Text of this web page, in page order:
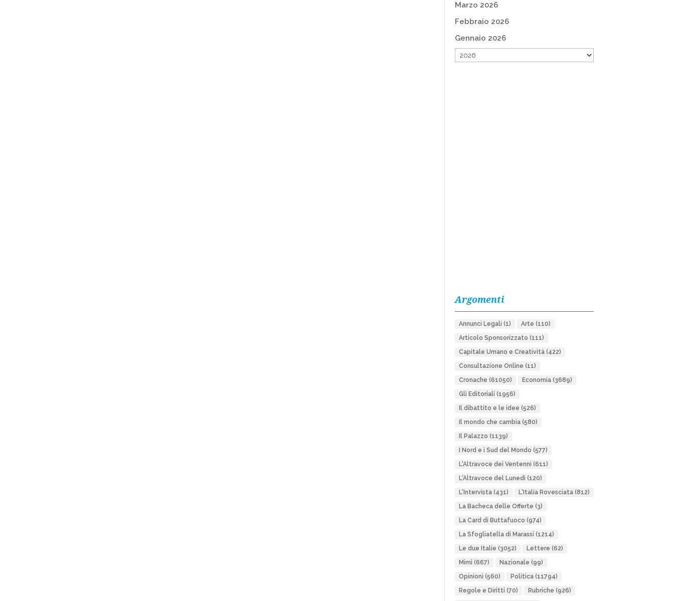
Marzo 2026
Febbraio 2026
Gennaio 2026
Argomenti
Annunci Legali (1) Arte (110)
Articolo Sponsorizzato (111)
Capitale Umano e Creatività(422)
Consultazione Online (11)
Cronache (61050) Economia(3689)
Gli Editoriali (1956)
Il dibattito e le idee (526)
Il mondo che cambia(580)
Il Palazzo (1139)
I Nord e i Sud del Mondo (577)
L'Altravoce dei Ventenni (611)
L'Altravoce del Lunedì (120)
L'Intervista(431) L'Italia Rovesciata(812)
La Bacheca delle Offerte (3)
La Card di Buttafuoco (974)
La Sfogliatella di Marassi (1214)
Le due Italie (3052) Lettere (62)
Mimì (667) Nazionale (99)
Opinioni (560) Politica(11794)
Regole e Diritti (70) Rubriche (926)